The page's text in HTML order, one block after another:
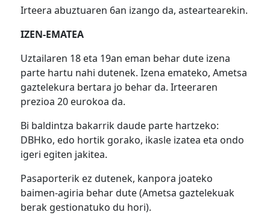
Irteera abuztuaren 6an izango da, asteartearekin.
IZEN-EMATEA
Uztailaren 18 eta 19an eman behar dute izena
parte hartu nahi dutenek. Izena emateko, Ametsa
gaztelekura bertara jo behar da. Irteeraren
prezioa 20 eurokoa da.
Bi baldintza bakarrik daude parte hartzeko:
DBHko, edo hortik gorako, ikasle izatea eta ondo
igeri egiten jakitea.
Pasaporterik ez dutenek, kanpora joateko
baimen-agiria behar dute (Ametsa gaztelekuak
berak gestionatuko du hori).